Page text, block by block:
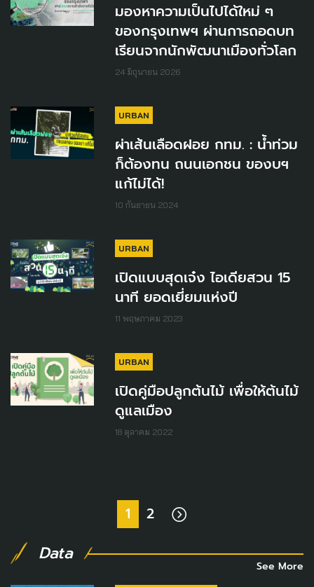
มองหาความเป็นไปได้ใหม่ ๆ
ของกรุงเทพฯ ผ่านการถอดบท
เรียนจากนักพัฒนาเมืองทั่วโลก
24 มิถุนายน 2026
URBAN
ผ่าเส้นเลือดฝอย กทม. : น้ำท่วม
ก็ต้องทน ถนนเอกชน ของบฯ
แก้ไม่ได้!
10 กันยายน 2024
URBAN
เปิดแบบสุดเจ๋ง ไอเดียสวน 15
นาที ยอดเยี่ยมแห่งปี
11 พฤษภาคม 2023
URBAN
เปิดคู่มือปลูกต้นไม้ เพื่อให้ต้นไม้
ดูแลเมือง
18 ตุลาคม 2022
1 2
Data
See More